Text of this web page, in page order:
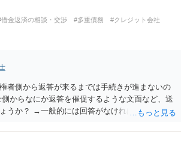
借金返済の相談・交渉 #多重債務
#クレジット会社
者側から返答が来るまでは手続きが進まないの
からなにか返答を催促するような文面など、送
うか？ →一般的には回答がなければ個別に問い
載して申立します。 したがって、いつまでも先